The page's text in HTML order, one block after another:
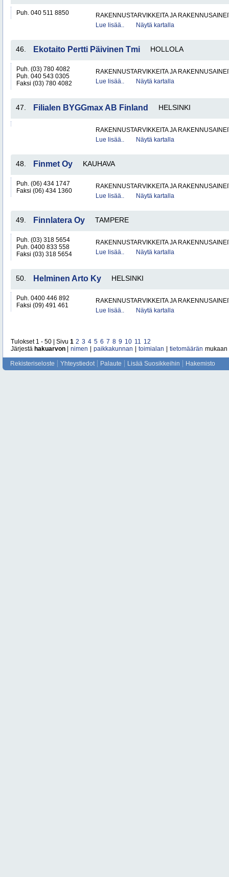
Puh. 040 511 8850
RAKENNUSTARVIKKEITA JA
Lue lisää..
Näytä kartalla
46. Ekotaito Pertti Päivinen Tmi HOLLOLA
Puh. (03) 780 4082
Puh. 040 543 0305
Faksi (03) 780 4082
RAKENNUSTARVIKKEITA JA
Lue lisää..
Näytä kartalla
47. Filialen BYGGmax AB Finland HELSINKI
RAKENNUSTARVIKKEITA JA
Lue lisää..
Näytä kartalla
48. Finmet Oy KAUHAVA
Puh. (06) 434 1747
Faksi (06) 434 1360
RAKENNUSTARVIKKEITA JA
Lue lisää..
Näytä kartalla
49. Finnlatera Oy TAMPERE
Puh. (03) 318 5654
Puh. 0400 833 558
Faksi (03) 318 5654
RAKENNUSTARVIKKEITA JA
Lue lisää..
Näytä kartalla
50. Helminen Arto Ky HELSINKI
Puh. 0400 446 892
Faksi (09) 491 461
RAKENNUSTARVIKKEITA JA
Lue lisää..
Näytä kartalla
Tulokset 1 - 50 | Sivu 1 2 3 4 5 6 7 8 9 10 11 12
Järjestä hakuarvon nimen paikkakunnan toimialan tietomäärän mukaan
Rekisteriseloste Yhteystiedot Palaute Lisää Suosikkeihin Hakemisto